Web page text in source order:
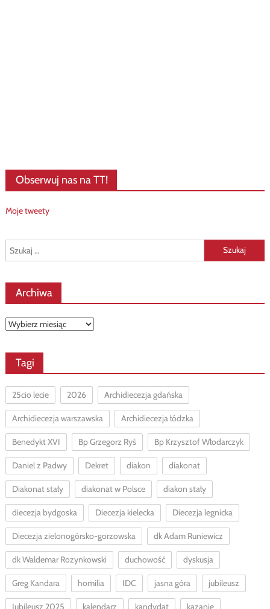
Obserwuj nas na TT!
Moje tweety
Szukaj:
Archiwa
Archiwa
Tagi
25cio lecie 2026 Archidiecezja gdańska
Archidiecezja warszawska Archidiecezja łódzka
Benedykt XVI Bp Grzegorz Ryś Bp Krzysztof Włodarczyk
Daniel z Padwy Dekret diakon diakonat
Diakonat stały diakonat w Polsce diakon stały
diecezja bydgoska Diecezja kielecka Diecezja legnicka
Diecezja zielonogórsko-gorzowska dk Adam Runiewicz
dk Waldemar Rozynkowski duchowość dyskusja
Greg Kandara homilia IDC jasna góra jubileusz
Jubileusz 2025 kalendarz kandydat kazanie